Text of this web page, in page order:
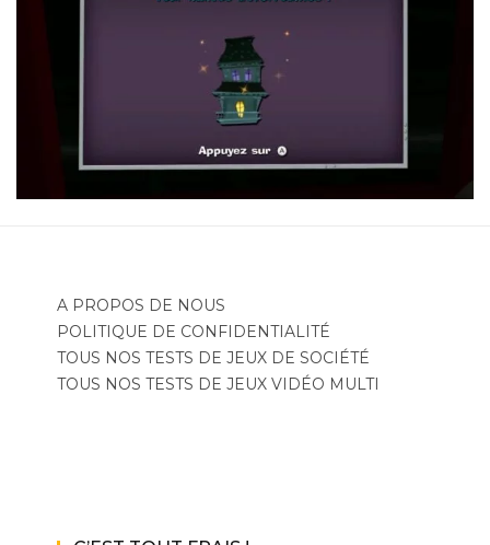
A PROPOS DE NOUS
POLITIQUE DE CONFIDENTIALITÉ
TOUS NOS TESTS DE JEUX DE SOCIÉTÉ
TOUS NOS TESTS DE JEUX VIDÉO MULTI